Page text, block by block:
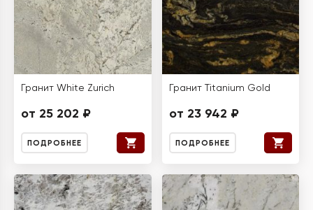
Гранит White Zurich
от 25 202 ₽
ПОДРОБНЕЕ
Гранит Titanium Gold
от 23 942 ₽
ПОДРОБНЕЕ